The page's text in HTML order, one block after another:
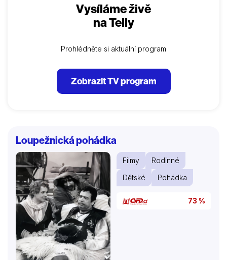
Vysíláme živě
na Telly
Prohlédněte si aktuální program
Zobrazit TV program
Loupežnická pohádka
Filmy
Rodinné
Dětské
Pohádka
73 %